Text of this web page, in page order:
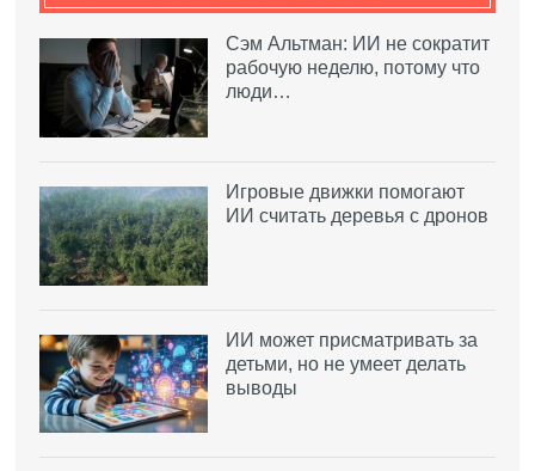
Сэм Альтман: ИИ не сократит
рабочую неделю, потому что
люди…
Игровые движки помогают
ИИ считать деревья с дронов
ИИ может присматривать за
детьми, но не умеет делать
выводы